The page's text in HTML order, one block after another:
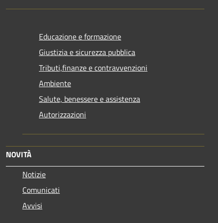
Educazione e formazione
Giustizia e sicurezza pubblica
Tributi,finanze e contravvenzioni
Ambiente
Salute, benessere e assistenza
Autorizzazioni
NOVITÀ
Notizie
Comunicati
Avvisi